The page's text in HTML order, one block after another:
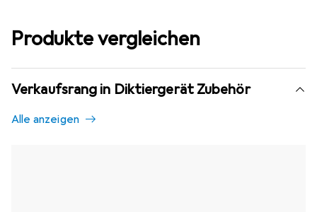
Produkte vergleichen
Verkaufsrang in Diktiergerät Zubehör
Alle anzeigen